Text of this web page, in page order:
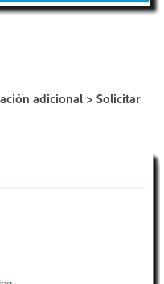
adicional > Solicitar